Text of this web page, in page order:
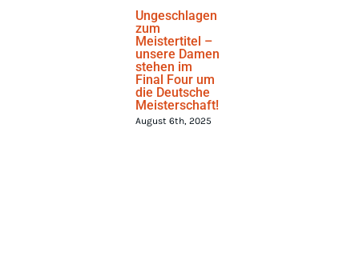
Ungeschlagen
zum
Meistertitel –
unsere Damen
stehen im
Final Four um
die Deutsche
Meisterschaft!
August 6th, 2025